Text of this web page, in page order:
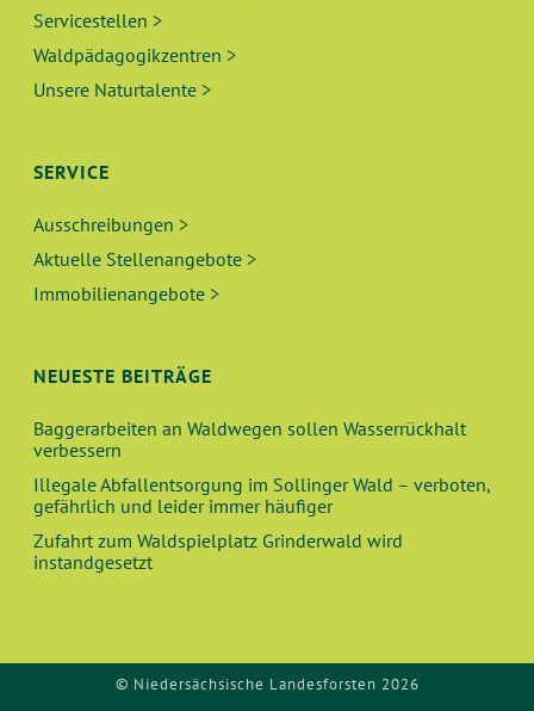
Servicestellen >
Waldpädagogikzentren >
Unsere Naturtalente >
SERVICE
Ausschreibungen >
Aktuelle Stellenangebote >
Immobilienangebote >
NEUESTE BEITRÄGE
Baggerarbeiten an Waldwegen sollen Wasserrückhalt
verbessern
Illegale Abfallentsorgung im Sollinger Wald – verboten,
gefährlich und leider immer häufiger
Zufahrt zum Waldspielplatz Grinderwald wird
instandgesetzt
© Niedersächsische Landesforsten 2026